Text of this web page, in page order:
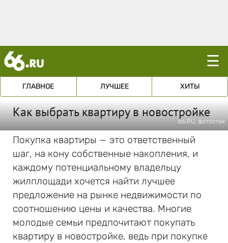
☰
ГЛАВНОЕ ЛУЧШЕЕ ХИТЫ
Как выбрать квартиру в новостройке
66.RU, фотосток
Покупка квартиры — это ответственный
шаг, на кону собственные накопления, и
каждому потенциальному владельцу
жилплощади хочется найти лучшее
предложение на рынке недвижимости по
соотношению цены и качества. Многие
молодые семьи предпочитают покупать
квартиру в новостройке, ведь при покупке